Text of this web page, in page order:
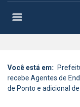
Você está em:
recebe Agentes de
de Ponto e adicional